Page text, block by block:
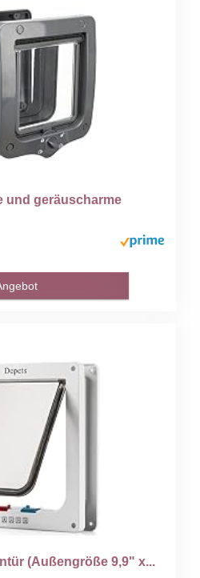
und geräuscharme
(Außengröße 9,9" x...